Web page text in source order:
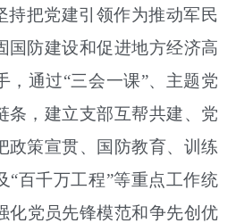
持把党建引领作为推动军民
国防建设和促进地方经济高
， 通过“三会一课”、主题党
条， 建立支部互帮共建、 党
政策宣贯、国防教育、训练
“百千万工程”等重点工作统
化党员先锋模范和争先创优